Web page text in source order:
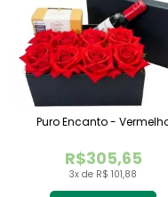
3x de R$ 101,88
R$305,65
Puro Encanto -